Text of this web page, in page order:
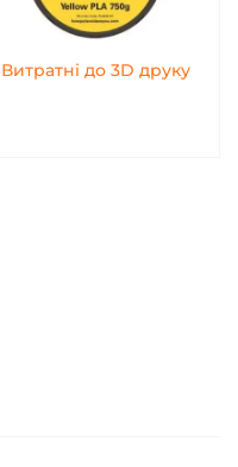
Витратні до 3D друку